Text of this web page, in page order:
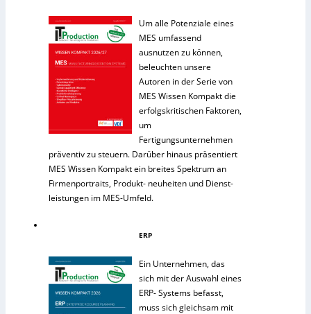
Um alle Potenziale eines
MES umfassend
ausnutzen zu können,
beleuchten unsere
Autoren in der Serie von
MES Wissen Kompakt die
erfolgskritischen Faktoren,
um
Fertigungsunternehmen
präventiv zu steuern. Darüber hinaus präsentiert
MES Wissen Kompakt ein breites Spektrum an
Firmenportraits, Produkt- neuheiten und Dienst-
leistungen im MES-Umfeld.
ERP
Ein Unternehmen, das
sich mit der Auswahl eines
ERP- Systems befasst,
muss sich gleichsam mit